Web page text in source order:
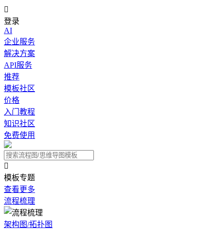

登录
AI
企业服务
解决方案
API服务
推荐
模板社区
价格
入门教程
知识社区
免费使用

模板专题
查看更多
流程梳理
架构图/拓扑图